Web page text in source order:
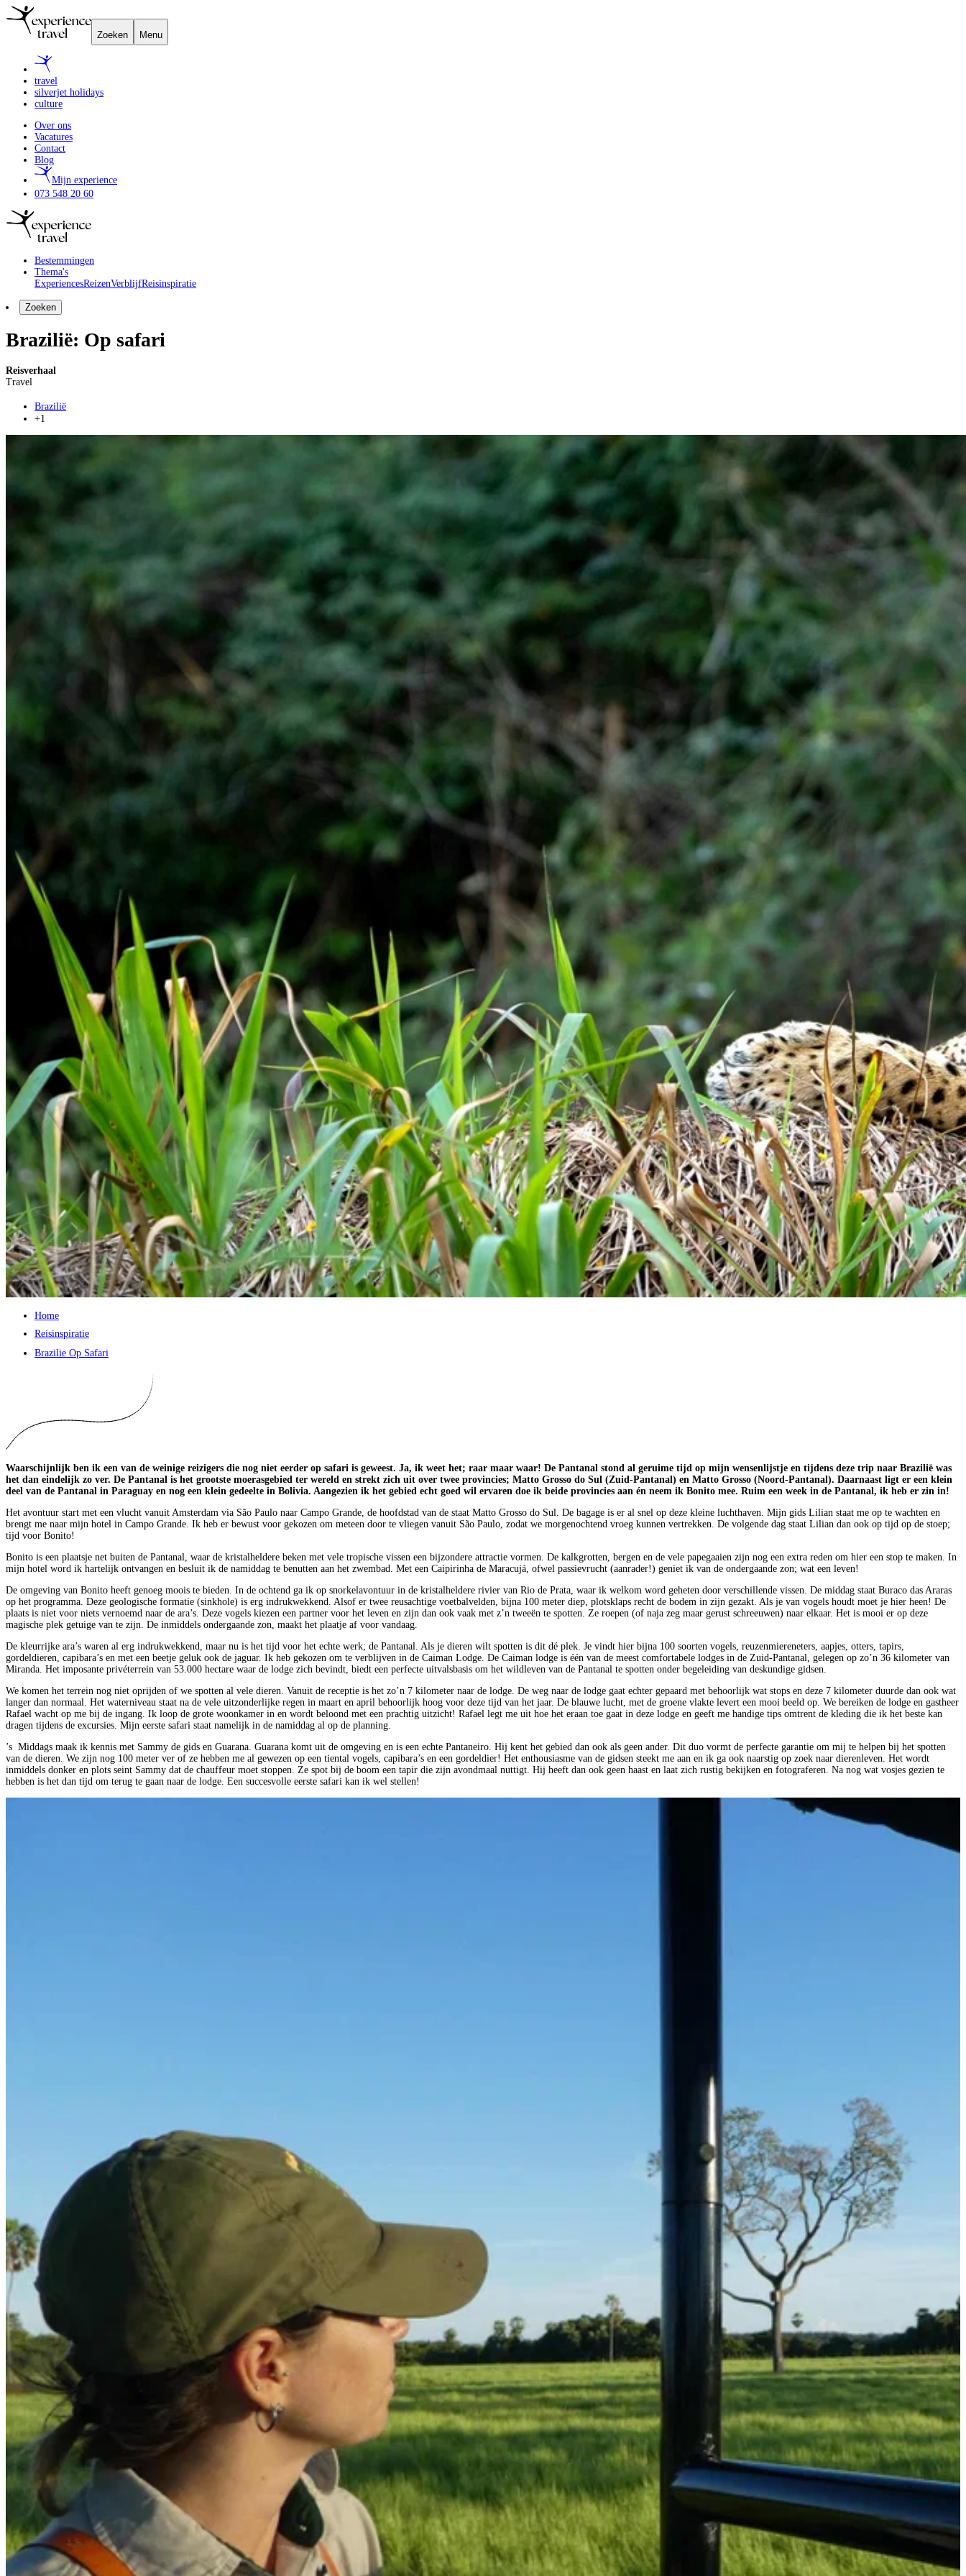
Zoeken Menu
travel
silverjet holidays
culture
Over ons
Vacatures
Contact
Blog
Mijn experience
073 548 20 60
Bestemmingen
Thema's
ExperiencesReizenVerblijfReisinspiratie
Zoeken
Brazilië: Op safari
Reisverhaal
Travel
Brazilië
+1
Home
Reisinspiratie
Brazilie Op Safari
Waarschijnlijk ben ik een van de weinige reizigers die nog niet eerder op safari is geweest. Ja, ik weet het; raar maar waar! De Pantanal stond al geruime tijd op mijn wensenlijstje en tijdens deze trip naar Brazilië was
het dan eindelijk zo ver. De Pantanal is het grootste moerasgebied ter wereld en strekt zich uit over twee provincies; Matto Grosso do Sul (Zuid-Pantanal) en Matto Grosso (Noord-Pantanal). Daarnaast ligt er een klein
deel van de Pantanal in Paraguay en nog een klein gedeelte in Bolivia. Aangezien ik het gebied echt goed wil ervaren doe ik beide provincies aan én neem ik Bonito mee. Ruim een week in de Pantanal, ik heb er zin in!
Het avontuur start met een vlucht vanuit Amsterdam via São Paulo naar Campo Grande, de hoofdstad van de staat Matto Grosso do Sul. De bagage is er al snel op deze kleine luchthaven. Mijn gids Lilian staat me op te wachten en
brengt me naar mijn hotel in Campo Grande. Ik heb er bewust voor gekozen om meteen door te vliegen vanuit São Paulo, zodat we morgenochtend vroeg kunnen vertrekken. De volgende dag staat Lilian dan ook op tijd op de stoep;
tijd voor Bonito!
Bonito is een plaatsje net buiten de Pantanal, waar de kristalheldere beken met vele tropische vissen een bijzondere attractie vormen. De kalkgrotten, bergen en de vele papegaaien zijn nog een extra reden om hier een stop te maken. In
mijn hotel word ik hartelijk ontvangen en besluit ik de namiddag te benutten aan het zwembad. Met een Caipirinha de Maracujá, ofwel passievrucht (aanrader!) geniet ik van de ondergaande zon; wat een leven!
De omgeving van Bonito heeft genoeg moois te bieden. In de ochtend ga ik op snorkelavontuur in de kristalheldere rivier van Rio de Prata, waar ik welkom word geheten door verschillende vissen. De middag staat Buraco das Araras
op het programma. Deze geologische formatie (sinkhole) is erg indrukwekkend. Alsof er twee reusachtige voetbalvelden, bijna 100 meter diep, plotsklaps recht de bodem in zijn gezakt. Als je van vogels houdt moet je hier heen! De
plaats is niet voor niets vernoemd naar de ara’s. Deze vogels kiezen een partner voor het leven en zijn dan ook vaak met z’n tweeën te spotten. Ze roepen (of naja zeg maar gerust schreeuwen) naar elkaar. Het is mooi er op deze
magische plek getuige van te zijn. De inmiddels ondergaande zon, maakt het plaatje af voor vandaag.
De kleurrijke ara’s waren al erg indrukwekkend, maar nu is het tijd voor het echte werk; de Pantanal. Als je dieren wilt spotten is dit dé plek. Je vindt hier bijna 100 soorten vogels, reuzenmiereneters, aapjes, otters, tapirs,
gordeldieren, capibara’s en met een beetje geluk ook de jaguar. Ik heb gekozen om te verblijven in de Caiman Lodge. De Caiman lodge is één van de meest comfortabele lodges in de Zuid-Pantanal, gelegen op zo’n 36 kilometer van
Miranda. Het imposante privéterrein van 53.000 hectare waar de lodge zich bevindt, biedt een perfecte uitvalsbasis om het wildleven van de Pantanal te spotten onder begeleiding van deskundige gidsen.
We komen het terrein nog niet oprijden of we spotten al vele dieren. Vanuit de receptie is het zo’n 7 kilometer naar de lodge. De weg naar de lodge gaat echter gepaard met behoorlijk wat stops en deze 7 kilometer duurde dan ook wat
langer dan normaal. Het waterniveau staat na de vele uitzonderlijke regen in maart en april behoorlijk hoog voor deze tijd van het jaar. De blauwe lucht, met de groene vlakte levert een mooi beeld op. We bereiken de lodge en gastheer
Rafael wacht op me bij de ingang. Ik loop de grote woonkamer in en wordt beloond met een prachtig uitzicht! Rafael legt me uit hoe het eraan toe gaat in deze lodge en geeft me handige tips omtrent de kleding die ik het beste kan
dragen tijdens de excursies. Mijn eerste safari staat namelijk in de namiddag al op de planning.
’s Middags maak ik kennis met Sammy de gids en Guarana. Guarana komt uit de omgeving en is een echte Pantaneiro. Hij kent het gebied dan ook als geen ander. Dit duo vormt de perfecte garantie om mij te helpen bij het spotten
van de dieren. We zijn nog 100 meter ver of ze hebben me al gewezen op een tiental vogels, capibara’s en een gordeldier! Het enthousiasme van de gidsen steekt me aan en ik ga ook naarstig op zoek naar dierenleven. Het wordt
inmiddels donker en plots seint Sammy dat de chauffeur moet stoppen. Ze spot bij de boom een tapir die zijn avondmaal nuttigt. Hij heeft dan ook geen haast en laat zich rustig bekijken en fotograferen. Na nog wat vosjes gezien te
hebben is het dan tijd om terug te gaan naar de lodge. Een succesvolle eerste safari kan ik wel stellen!